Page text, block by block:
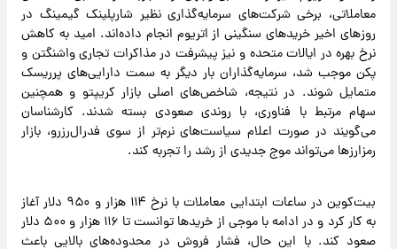
معاملاتی، برخی شرکت‌های سرمایه‌گذاری نظیر شارپلینک گیمینگ در
روزهای اخیر خریدهای سنگینی از اتریوم انجام داده‌اند. امید به کاهش
نرخ بهره در ایالات متحده و نیز پیشرفت در مذاکرات تجاری واشنگتن و
پکن موجب شد، سرمایه‌گذاران بار دیگر به سمت دارایی‌های پرریسک
متمایل شوند. در نتیجه، شاخص‌های اصلی بازار کریپتو و همچنین
سهام مرتبط با فناوری، با روندی صعودی بسته شدند. کارشناسان
می‌گویند در صورت اعلام سیاست‌های نرم‌تر از سوی فدرال‌رزرو، بازار
رمزارزها می‌تواند موج جدیدی از رشد را تجربه کند.
بیت‌کوین در ساعات ابتدایی معاملات با نرخ ۱۱۴ هزار و ۹۵۰ دلار آغاز
به کار کرد و در ادامه با موجی از خریدها توانست تا ۱۱۶ هزار و ۵۰۰ دلار
صعود کند. با این حال، فشار فروش در محدوده‌های بالایی باعث